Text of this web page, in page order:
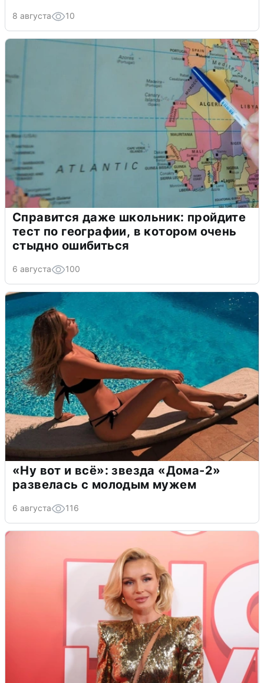
8 августа 10
Справится даже школьник: пройдите
тест по географии, в котором очень
стыдно ошибиться
6 августа 100
«Ну вот и всё»: звезда «Дома-2»
развелась с молодым мужем
6 августа 116